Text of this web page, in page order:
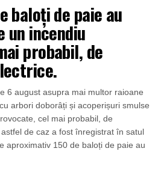
baloți de paie au
incendiu
probabil, de
6 august asupra mai multor raioane
arbori doborâți și acoperișuri smulse
cel mai probabil, de
de caz a fost înregistrat în satul
aproximativ 150 de baloți de paie au